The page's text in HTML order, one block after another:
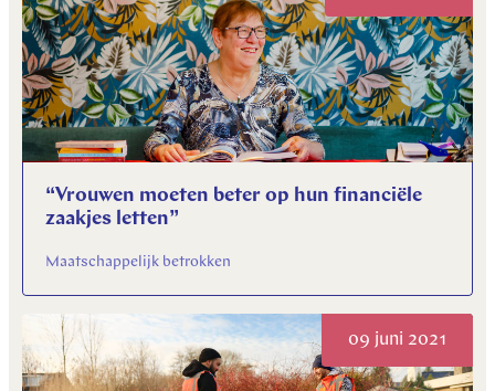
“Vrouwen moeten beter op hun financiële
zaakjes letten”
Maatschappelijk betrokken
09 juni 2021